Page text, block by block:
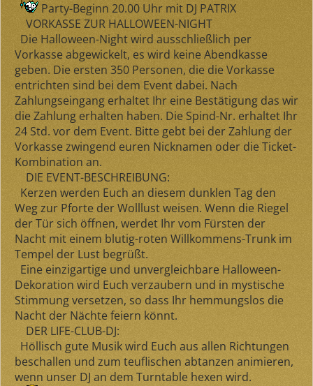
Party-Beginn 20.00 Uhr mit DJ PATRIX
VORKASSE ZUR HALLOWEEN-NIGHT
Die Halloween-Night wird ausschließlich per
Vorkasse abgewickelt, es wird keineAbendkasse
geben. Die ersten 350 Personen, die die Vorkasse
entrichten sind bei dem Event dabei. Nach
Zahlungseingang erhaltet Ihr eine Bestätigung das wir
die Zahlung erhalten haben. Die Spind-Nr. erhaltet Ihr
24 Std. vor dem Event. Bitte gebt bei der Zahlung der
Vorkasse zwingend euren Nicknamen oder die Ticket-
Kombination an.
DIE EVENT-BESCHREIBUNG:
Kerzen werden Euch an diesem dunklen Tag den
Weg zur Pforte der Wolllust weisen. Wenn die Riegel
der Tür sich öffnen, werdet Ihr vom Fürsten der
Nacht mit einem blutig-roten Willkommens-Trunk im
Tempel der Lust begrüßt.
Eine einzigartige und unvergleichbare Halloween-
Dekoration wird Euch verzaubern und in mystische
Stimmung versetzen, so dass Ihr hemmungslos die
Nacht der Nächte feiern könnt.
DER LIFE-CLUB-DJ:
Höllisch gute Musik wird Euch aus allen Richtungen
beschallen und zum teuflischen abtanzen animieren,
wenn unser DJ an dem Turntable hexen wird.